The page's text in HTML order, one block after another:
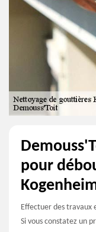
pour
Effectuer des travaux
Si vous constatez un